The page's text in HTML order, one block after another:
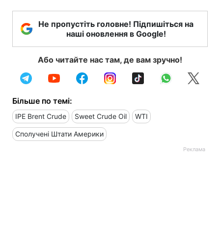
Не пропустіть головне! Підпишіться на
наші оновлення в Google!
Або читайте нас там, де вам зручно!
Більше по темі:
IPE Brent Crude Sweet Crude Oil WTI
Сполучені Штати Америки